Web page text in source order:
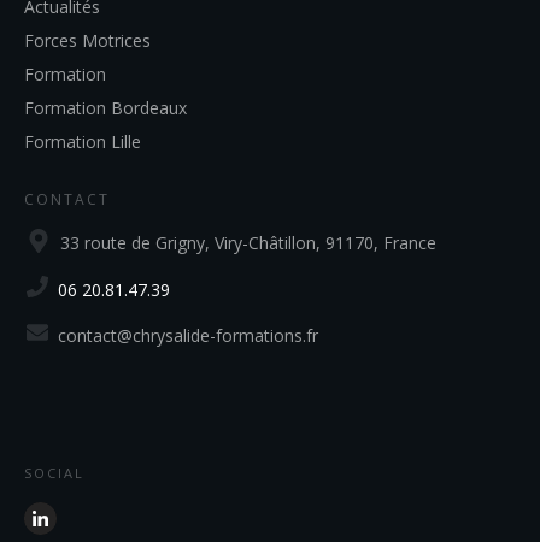
Actualités
Forces Motrices
Formation
Formation Bordeaux
Formation Lille
CONTACT
33 route de Grigny, Viry-Châtillon, 91170, France
06 20.81.47.39
contact@chrysalide-formations.fr
SOCIAL